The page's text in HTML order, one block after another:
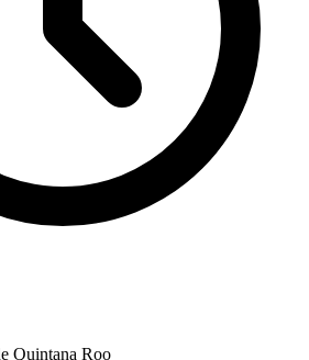
Quintana Roo